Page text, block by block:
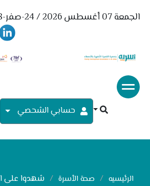
الجمعة 07 أغسطس 2026 / 24-صفر-1448
حسابي الشحصي
الرئيسيه صحة الأسرة شهدوا على